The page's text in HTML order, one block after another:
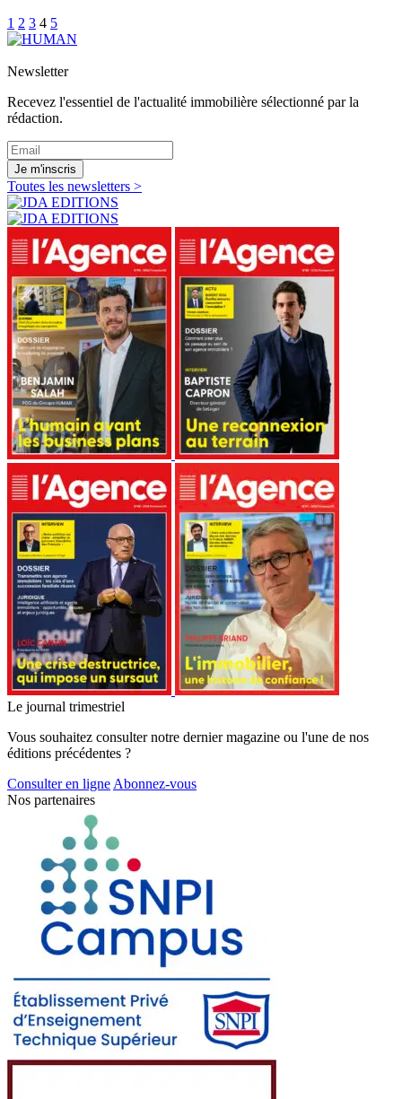
1 2 3 4 5
Newsletter
Recevez l'essentiel de l'actualité immobilière sélectionné par la
rédaction.
Je m'inscris
Toutes les newsletters >
Le journal trimestriel
Vous souhaitez consulter notre dernier magazine ou l'une de nos
éditions précédentes ?
Consulter en ligne Abonnez-vous
Nos partenaires